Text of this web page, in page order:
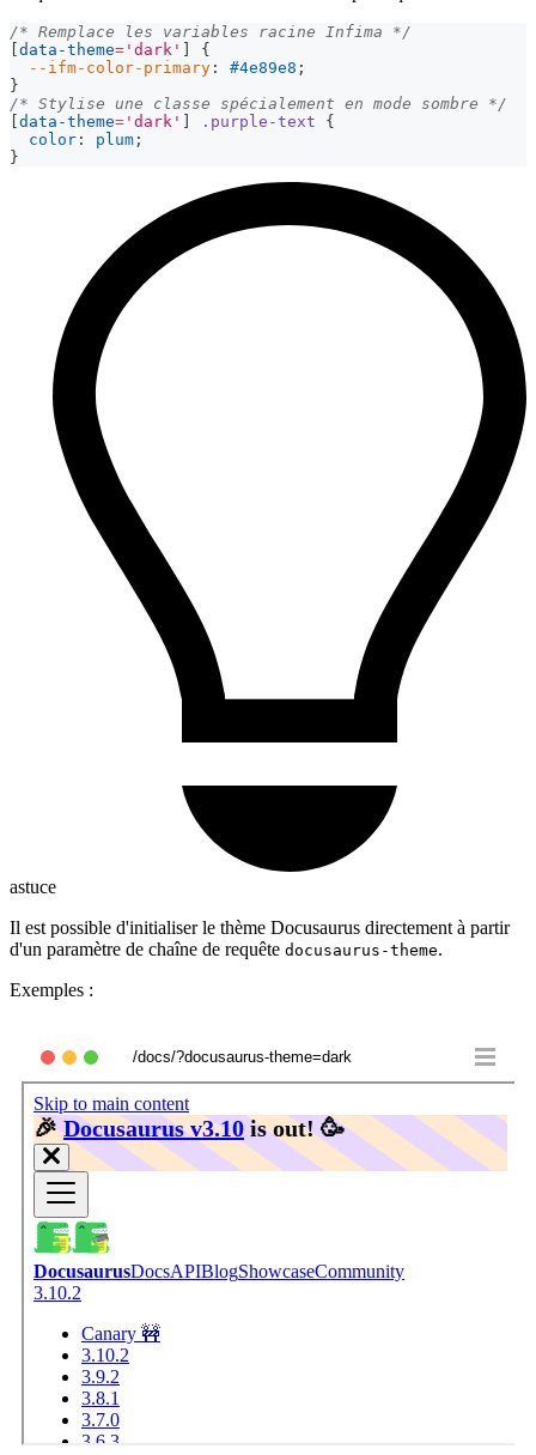
/* Remplace les variables racine Infima */
data-theme= 'dark'
{
--ifm-color-primary : #4e89e8 ;
}
/* Stylise une classe spécialement en mode sombre */
data-theme= 'dark' .purple-text
{
color : plum ;
}
astuce
Il est possible d'initialiser le thème Docusaurus directement à partir
d'un paramètre de chaîne de requête docusaurus-theme.
Exemples :
/docs/?docusaurus-theme=dark